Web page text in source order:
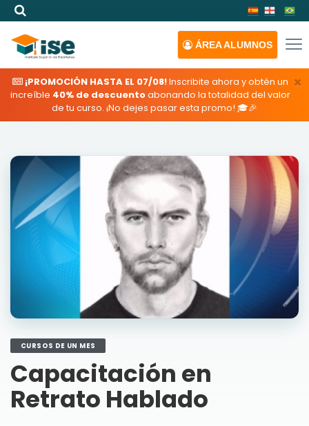
ÁREAALUMNOS
×
¡PROMOCIÓN HASTA EL 07/08!Inscribite ahora y obtén un
increíble 40% de descuentoabonando la totalidad del valor
de tu curso. ¡No dejes pasar esta promo! 🎓🎉
CURSOS DE UN MES
Capacitación en
Retrato Hablado